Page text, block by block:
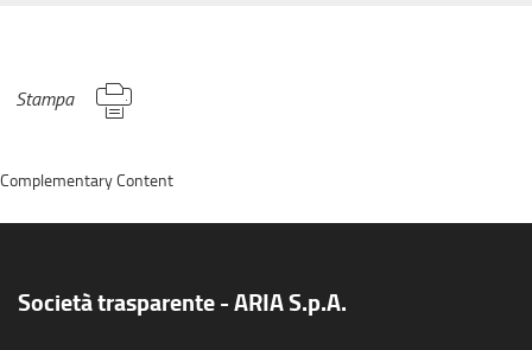
Stampa
Società trasparente - ARIA S.p.A.
Complementary Content